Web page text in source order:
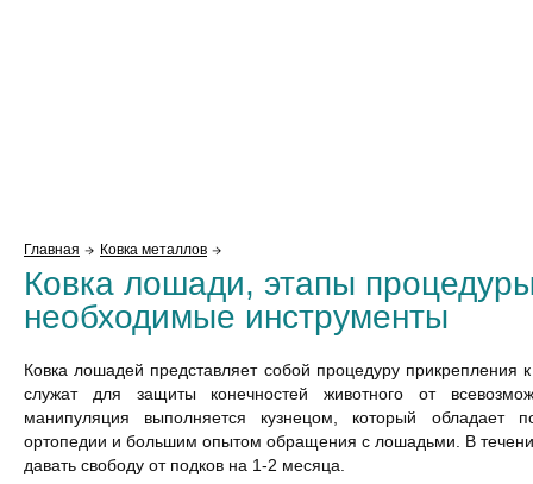
Главная Ковка металлов
Ковка лошади, этапы
необходимые инструменты
Ковка лошадей представляет собой процедуру прикрепления
служат для защиты конечностей животного от
манипуляция выполняется кузнецом, который обладает
ортопедии и большим опытом обращения с лошадьми. В
давать свободу от подков на 1-2 месяца.